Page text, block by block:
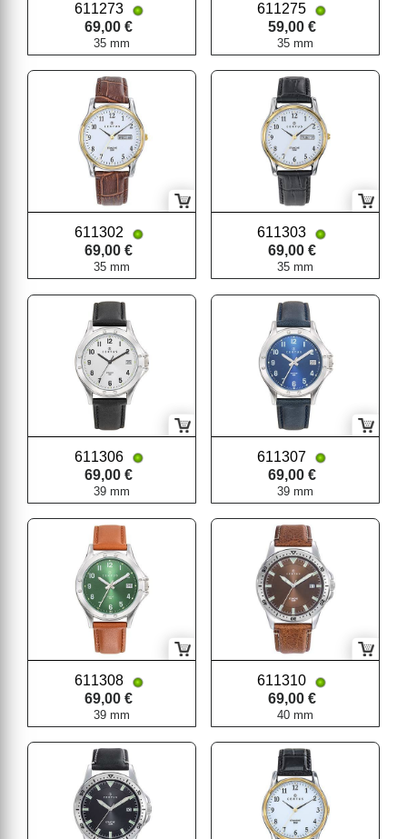
611273
69,00 €
35 mm
611275
59,00 €
35 mm
611302
69,00 €
35 mm
611303
69,00 €
35 mm
611306
69,00 €
39 mm
611307
69,00 €
39 mm
611308
69,00 €
39 mm
611310
69,00 €
40 mm